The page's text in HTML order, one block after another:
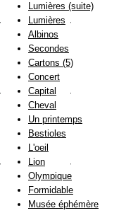
Lumières (suite)
Lumières
Albinos
Secondes
Cartons (5)
Concert
Capital
Cheval
Un printemps
Bestioles
L'oeil
Lion
Olympique
Formidable
Musée éphémère